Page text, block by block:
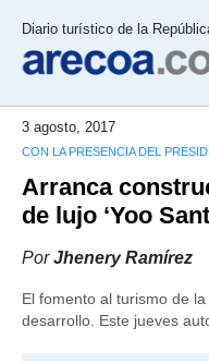
Diario turístico de la
3 agosto, 2017
CON LA PRESENCIA DEL
Arranca
de lujo ‘Yoo
PorJhenery Ramírez
El fomento al turismo de
desarrollo. Este jueves